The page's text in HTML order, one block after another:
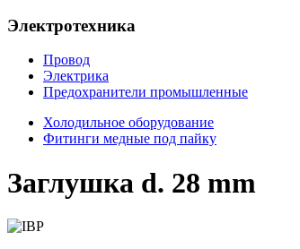
Электротехника
Провод
Электрика
Предохранители промышленные
Холодильное оборудование
Фитинги медные под пайку
Заглушка d. 28 mm